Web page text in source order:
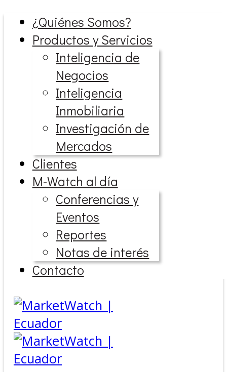
¿Quiénes Somos?
Productos y Servicios
Inteligencia de
Negocios
Inteligencia
Inmobiliaria
Investigación de
Mercados
Clientes
M-Watch al día
Conferencias y
Eventos
Reportes
Notas de interés
Contacto